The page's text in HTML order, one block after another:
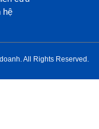
hệ
All Rights Reserved.